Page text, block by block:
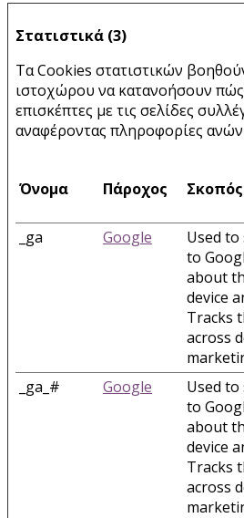
Στατιστικά (3)
Τα Cookies στατιστικών
ιστοχώρου να κατανοήσουν
επισκέπτες με τις σελίδες
αναφέροντας πληροφορίες
Όνομα Πάροχος Σκοπός
_ga
Google
Used to
to
about
device
Tracks
across
_ga_# Google
Used to
to
about
device
Tracks
across